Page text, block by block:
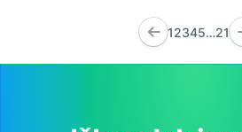
12345…21